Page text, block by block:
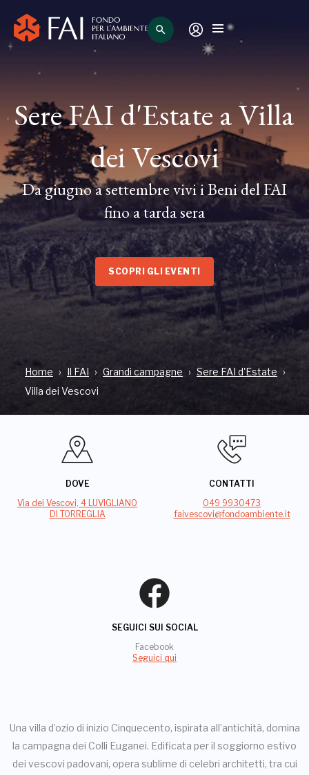
search
Sere FAI d'Estate a Villa
dei Vescovi
Da giugno a settembre vivi i Beni del FAI
fino a tarda sera
SCOPRI GLI EVENTI
Home Il FAI Grandi campagne
Sere FAI d'Estate
Villa dei Vescovi
DOVE
Via dei Vescovi, 4 LUVIGLIANO
DI TORREGLIA
CONTATTI
049 9930473
faivescovi@fondoambiente.it
SEGUICI SUI SOCIAL
Facebook
Seguici qui
Una villa d’ozio di inizio Cinquecento, ispirata all’antichità, domina
la campagna dei Colli Euganei. Edificata per il soggiorno estivo
dei vescovi padovani, opera sublime di celebri architetti, tra cui